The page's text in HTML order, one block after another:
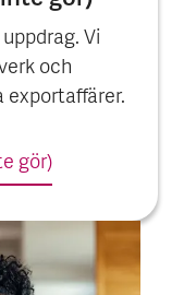
Vi
och
exportaffärer.
gör)